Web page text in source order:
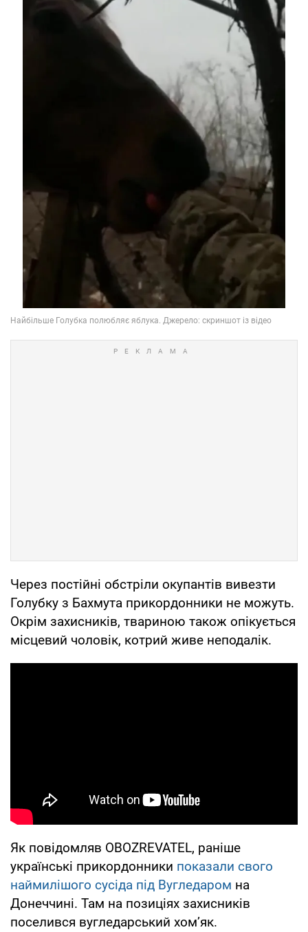
Через постійні обстріли окупантів вивезти
Голубку з Бахмута прикордонники не можуть.
Окрім захисників, твариною також опікується
місцевий чоловік, котрий живе неподалік.
Як повідомляв OBOZREVATEL, раніше
українські прикордонники показали свого
наймилішого сусіда під Вугледаром на
Донеччині. Там на позиціях захисників
поселився вугледарський хом’як.